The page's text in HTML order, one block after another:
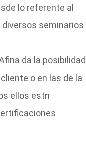
lo referente al
seminarios
da la posibilidad
o en las de la
ellos estn